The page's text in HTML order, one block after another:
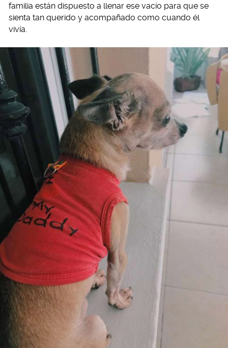
familia están dispuesto a llenar ese vacío para que se
sienta tan querido y acompañado como cuando él
vivía.